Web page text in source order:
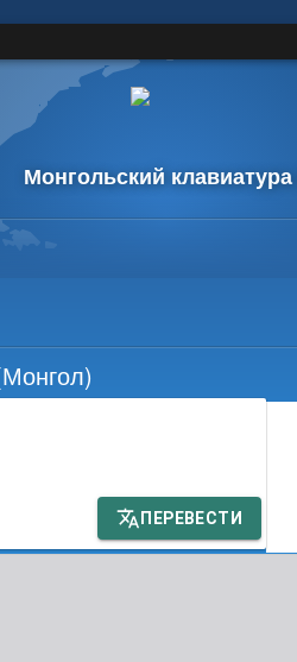
Монгольский клавиатура
ПЕРЕВЕСТИ